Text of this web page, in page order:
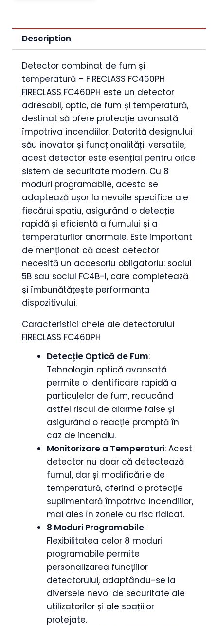
Description
Detector combinat de fum și
temperatură – FIRECLASS FC460PH
FIRECLASS FC460PH este un detector
adresabil, optic, de fum și temperatură,
destinat să ofere protecție avansată
împotriva incendiilor. Datorită designului
său inovator și funcționalității versatile,
acest detector este esențial pentru orice
sistem de securitate modern. Cu 8
moduri programabile, acesta se
adaptează ușor la nevoile specifice ale
fiecărui spațiu, asigurând o detecție
rapidă și eficientă a fumului și a
temperaturilor anormale. Este important
de menționat că acest detector
necesită un accesoriu obligatoriu: soclul
5B sau soclul FC4B-I, care completează
și îmbunătățește performanța
dispozitivului.
Caracteristici cheie ale detectorului
FIRECLASS FC460PH
Detecție Optică de Fum:
Tehnologia optică avansată
permite o identificare rapidă a
particulelor de fum, reducând
astfel riscul de alarme false și
asigurând o reacție promptă în
caz de incendiu.
Monitorizare a Temperaturi: Acest
detector nu doar că detectează
fumul, dar și modificările de
temperatură, oferind o protecție
suplimentară împotriva incendiilor,
mai ales în zonele cu risc ridicat.
8 Moduri Programabile:
Flexibilitatea celor 8 moduri
programabile permite
personalizarea funcțiilor
detectorului, adaptându-se la
diversele nevoi de securitate ale
utilizatorilor și ale spațiilor
protejate.